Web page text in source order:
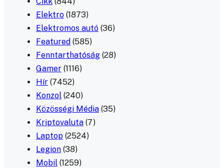
Elektro (1873)
Elektromos autó (36)
Featured (585)
Fenntarthatóság (28)
Gamer (1116)
Hír (7452)
Konzol (240)
Közösségi Média (35)
Kriptovaluta (7)
Laptop (2524)
Legion (38)
Mobil (1259)